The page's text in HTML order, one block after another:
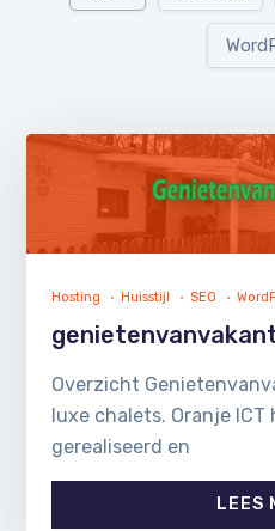
Hosting Huisstijl SEO
Overzicht
luxe chalets. Oranje
gerealiseerd en
LEES